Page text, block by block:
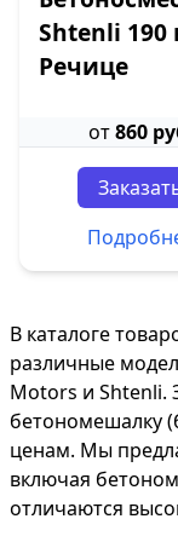
Shtenli 190
Речице
от860
В каталоге
различные
Motors и Shtenli.
бетономешалку
ценам. Мы
включая
отличаются